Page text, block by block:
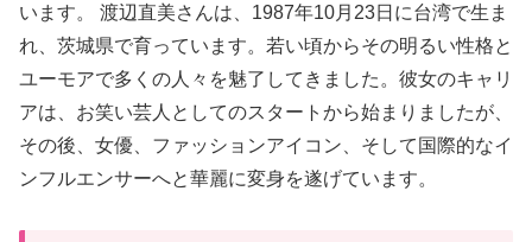
います。 渡辺直美さんは、1987年10月23日に台湾で生ま
れ、茨城県で育っています。若い頃からその明るい性格と
ユーモアで多くの人々を魅了してきました。彼女のキャリ
アは、お笑い芸人としてのスタートから始まりましたが、
その後、女優、ファッションアイコン、そして国際的なイ
ンフルエンサーへと華麗に変身を遂げています。